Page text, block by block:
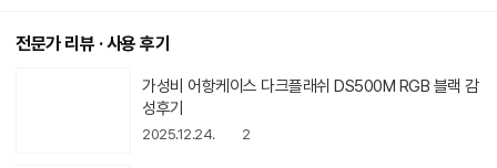
전문가 리뷰 · 사용 후기
가성비 어항케이스 다크플래쉬 DS500M RGB 블랙 감
성후기
2025.12.24. 2